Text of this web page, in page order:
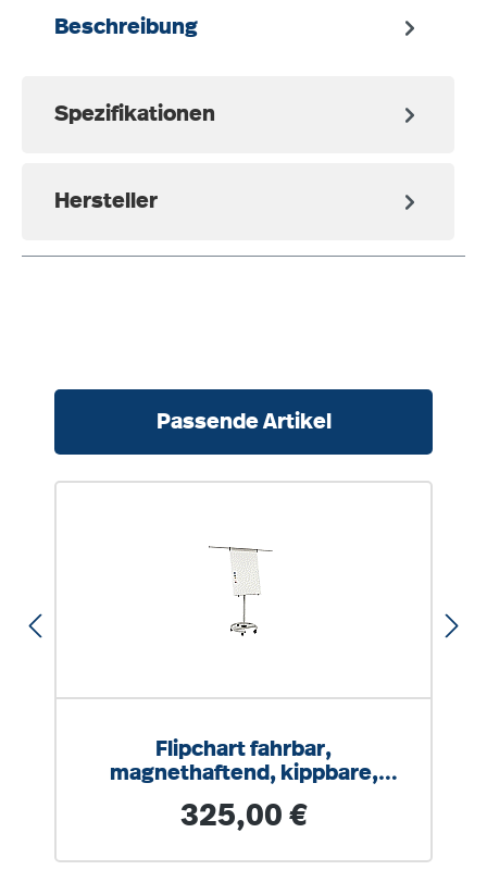
Beschreibung
Spezifikationen
Hersteller
Passende Artikel
Flipchart fahrbar,
magnethaftend, kippbare,
Oberfläche
Regulärer Preis:
325,00 €